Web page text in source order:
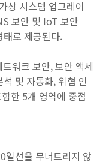
상 시스템 업그레이
보안 및 IoT 보안
로 제공된다.
워크 보안, 보안 액세
및 자동화, 위협 인
한 5개 영역에 중점
일선을 무너트리지 않